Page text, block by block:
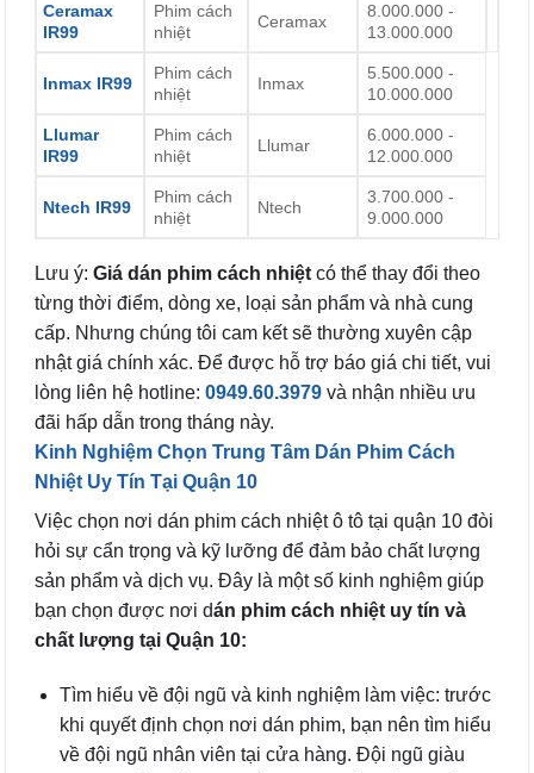
Ceramax
IR99
Phim cách
nhiệt
Ceramax
8.000.000 -
13.000.000
Inmax IR99
Phim cách
nhiệt
Inmax
5.500.000 -
10.000.000
Llumar
IR99
Phim cách
nhiệt
Llumar
6.000.000 -
12.000.000
Ntech IR99
Phim cách
nhiệt
Ntech
3.700.000 -
9.000.000
Lưu ý: Giá dán phim cách nhiệt có thể thay đổi theo
từng thời điểm, dòng xe, loại sản phẩm và nhà cung
cấp. Nhưng chúng tôi cam kết sẽ thường xuyên cập
nhật giá chính xác. Để được hỗ trợ báo giá chi tiết, vui
lòng liên hệ hotline: 0949.60.3979 và nhận nhiều ưu
đãi hấp dẫn trong tháng này.
Kinh Nghiệm Chọn Trung Tâm Dán Phim Cách
Nhiệt Uy Tín Tại Quận 10
Việc chọn nơi dán phim cách nhiệt ô tô tại quận 10 đòi
hỏi sự cẩn trọng và kỹ lưỡng để đảm bảo chất lượng
sản phẩm và dịch vụ. Đây là một số kinh nghiệm giúp
bạn chọn được nơi dán phim cách nhiệt uy tín và
chất lượng tại Quận 10:
Tìm hiểu về đội ngũ và kinh nghiệm làm việc: trước
khi quyết định chọn nơi dán phim, bạn nên tìm hiểu
về đội ngũ nhân viên tại cửa hàng. Đội ngũ giàu